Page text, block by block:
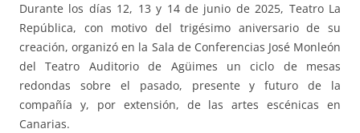
Durante los días 12, 13 y 14 de junio de 2025, Teatro La
República, con motivo del trigésimo aniversario de su
creación, organizó en la Sala de Conferencias José Monleón
del Teatro Auditorio de Agüimes un ciclo de mesas
redondas sobre el pasado, presente y futuro de la
compañía y, por extensión, de las artes escénicas en
Canarias.